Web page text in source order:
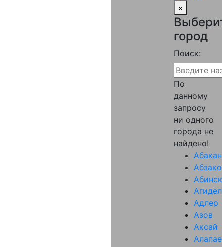
×
город
Поиск:
По
данному
запросу
ни одного
города не
найдено!
Абакан
Абинск
Адлер
Азов
Аксай